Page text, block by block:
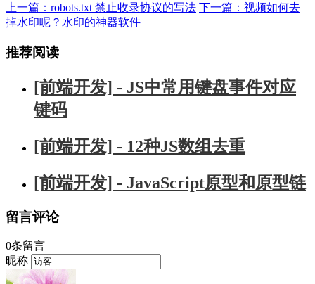
上一篇：robots.txt 禁止收录协议的写法 下一篇：视频如何去
掉水印呢？水印的神器软件
推荐阅读
[前端开发] - JS中常用键盘事件对应
键码
[前端开发] - 12种JS数组去重
[前端开发] - JavaScript原型和原型链
留言评论
0条留言
昵称